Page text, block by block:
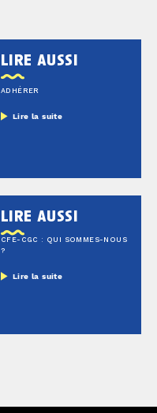
lire aussi
ADHÉRER
Lire la suite
lire aussi
CFE-CGC : QUI SOMMES-NOUS
?
Lire la suite